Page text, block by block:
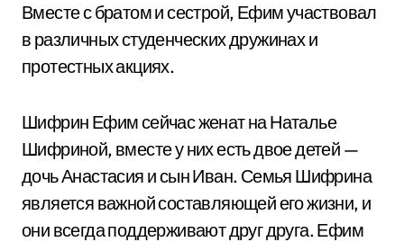
Вместе с братом и сестрой, Ефим участвовал
в различных студенческих дружинах и
протестных акциях.
Шифрин Ефим сейчас женат на Наталье
Шифриной, вместе у них есть двое детей —
дочь Анастасия и сын Иван. Семья Шифрина
является важной составляющей его жизни, и
они всегда поддерживают друг друга. Ефим